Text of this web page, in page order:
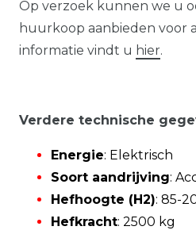
Op verzoek kunnen we u
huurkoop aanbieden voor
informatie vindt u hier.
Verdere technische
Energie: Elektrisch
Soort aandrijving:
Hefhoogte (H2): 85-
Hefkracht: 2500 kg